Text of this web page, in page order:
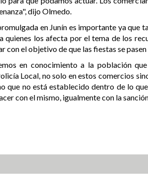
dijo Olmedo.
en Junín es importante ya que
quienes los afecta por el tema de los
con el objetivo de que las fiestas se
en conocimiento a la población
Local, no solo en estos comercios
que no está establecido dentro de lo
con el mismo, igualmente con la